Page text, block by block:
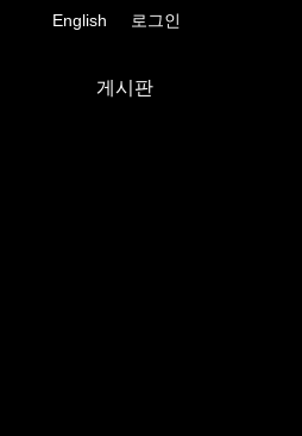
English 로그인
게시판